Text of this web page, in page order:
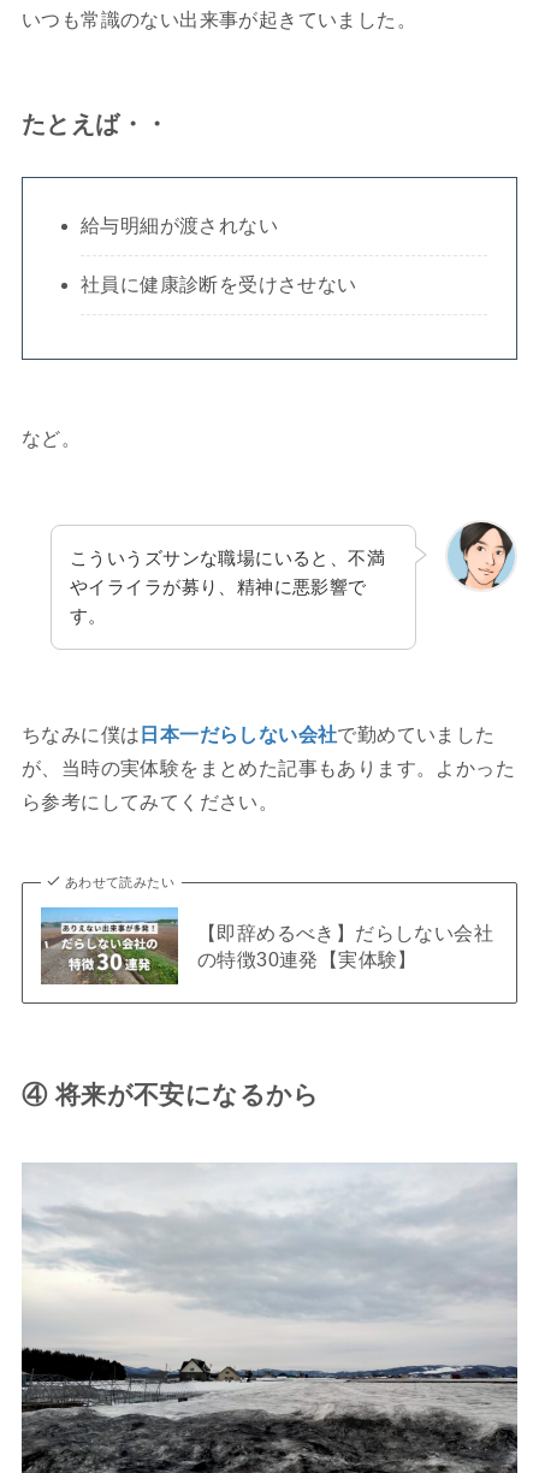
いつも常識のない出来事が起きていました。
たとえば・・
給与明細が渡されない
社員に健康診断を受けさせない
など。
こういうズサンな職場にいると、不満
やイライラが募り、精神に悪影響で
す。
ちなみに僕は 日本一だらしない会社で勤めていました
が、当時の実体験をまとめた記事もあります。よかった
ら参考にしてみてください。
あわせて読みたい
【即辞めるべき】だらしない会社
の特徴30連発【実体験】
④ 将来が不安になるから